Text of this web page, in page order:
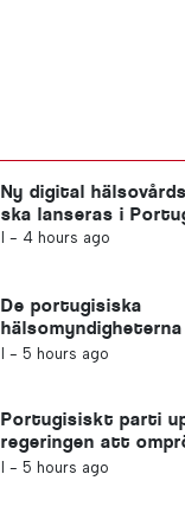
Ny digital
ska lanseras i
I - 4 hours ago
De portugisiska
farorna med
I - 5 hours ago
Portugisiskt parti
regeringen att
Marockos värdskap
I - 5 hours ago